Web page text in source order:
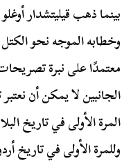
بينما ذهب قيليتشدار
وخطابه الموجه نحو الكتل
معتمدًا على نبرة
الجانبين لا يمكن أن
المرة الأولى في تاريخ
وللمرة الأولى في تاريخ